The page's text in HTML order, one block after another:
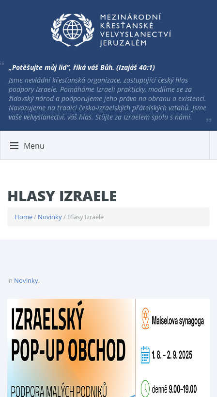
„Potěšujte můj lid“, říká váš Bůh. (Izajáš 40:1)
Jsme nevládní křesťanská organizace, zastupující český hlas
podpory Izraele. Pomáháme Izraeli prakticky, modlíme se za
židovský národ a podporujeme jeho právo na obranu a existenci.
Navazujeme na tradici česko-izraelských přátelských vztahů. Jsme
vaše velvyslanectví, váš hlas. Stůjte za Izraelem spolu s námi.
Menu
HLASY IZRAELE
Home/ Novinky/ Hlasy Izraele
in Novinky,